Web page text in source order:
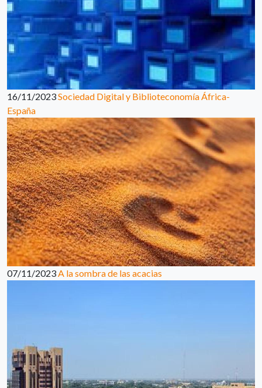
16/11/2023Sociedad Digital y Biblioteconomía África-
España
07/11/2023A la sombra de las acacias